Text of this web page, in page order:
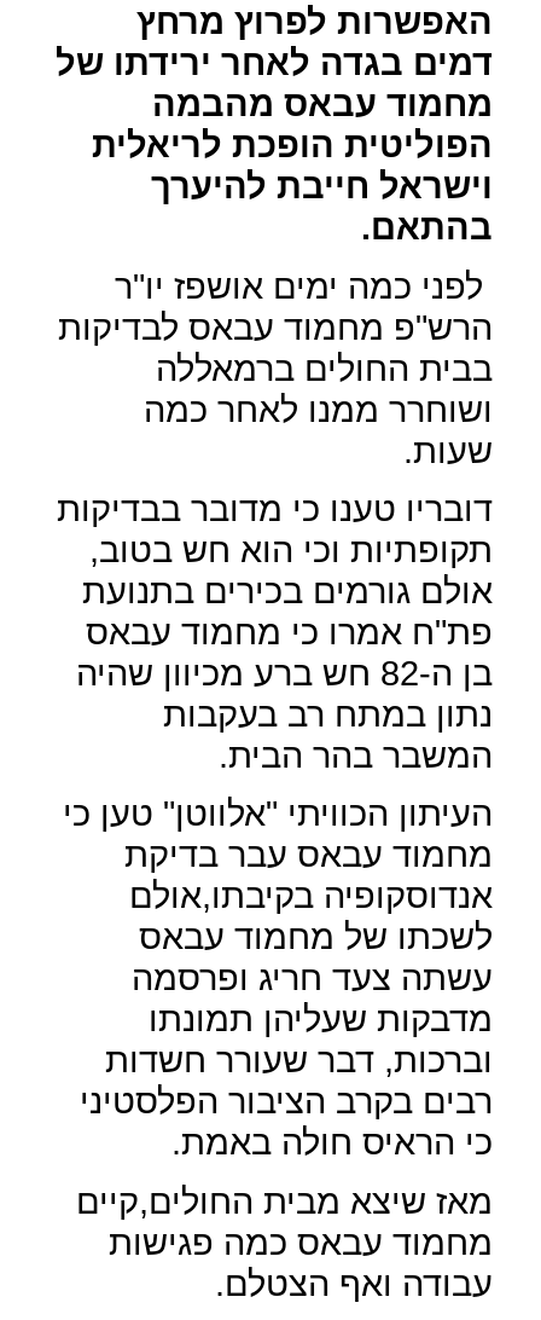
האפשרות לפרוץ מרחץ
דמים בגדה לאחר ירידתו של
מחמוד עבאס מהבמה
הפוליטית הופכת לריאלית
וישראל חייבת להיערך
בהתאם.
לפני כמה ימים אושפז יו"ר
הרש"פ מחמוד עבאס לבדיקות
בבית החולים ברמאללה
ושוחרר ממנו לאחר כמה
שעות.
דובריו טענו כי מדובר בבדיקות
תקופתיות וכי הוא חש בטוב,
אולם גורמים בכירים בתנועת
פת"ח אמרו כי מחמוד עבאס
בן ה-82 חש ברע מכיוון שהיה
נתון במתח רב בעקבות
המשבר בהר הבית.
העיתון הכוויתי "אלווטן" טען כי
מחמוד עבאס עבר בדיקת
אנדוסקופיה בקיבתו,אולם
לשכתו של מחמוד עבאס
עשתה צעד חריג ופרסמה
מדבקות שעליהן תמונתו
וברכות, דבר שעורר חשדות
רבים בקרב הציבור הפלסטיני
כי הראיס חולה באמת.
מאז שיצא מבית החולים,קיים
מחמוד עבאס כמה פגישות
עבודה ואף הצטלם.